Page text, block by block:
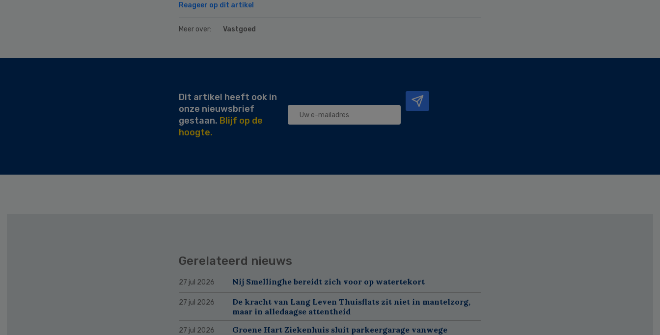
Reageer op dit artikel
Meer over: Vastgoed
Dit artikel heeft ook in
onze nieuwsbrief
gestaan. Blijf op de
hoogte.
Gerelateerd nieuws
27 jul 2026 Nij Smellinghe bereidt zich voor op watertekort
27 jul 2026
De kracht van Lang Leven Thuisflats zit niet in mantelzorg,
maar in alledaagse attentheid
27 jul 2026
Groene Hart Ziekenhuis sluit parkeergarage vanwege